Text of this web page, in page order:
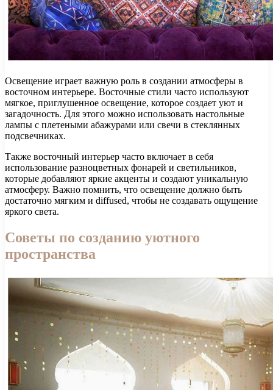
Освещение играет важную роль в создании атмосферы в
восточном интерьере. Восточные стили часто используют
мягкое, приглушенное освещение, которое создает уют и
загадочность. Для этого можно использовать настольные
лампы с плетеными абажурами или свечи в стеклянных
подсвечниках.
Также восточный интерьер часто включает в себя
использование разноцветных фонарей и светильников,
которые добавляют яркие акценты и создают уникальную
атмосферу. Важно помнить, что освещение должно быть
достаточно мягким и diffused, чтобы не создавать ощущение
яркого света.
Советы по созданию уютного
пространства